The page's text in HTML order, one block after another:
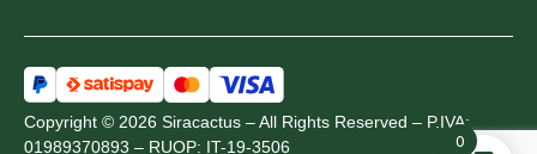
Copyright © 2026 Siracactus – All Rights Reserved – P.IVA:
01989370893 – RUOP: IT-19-3506
0